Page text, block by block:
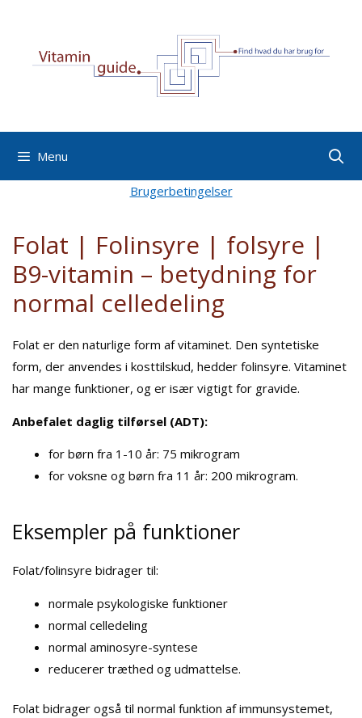
Menu
Brugerbetingelser
Folat | Folinsyre | folsyre |
B9-vitamin – betydning for
normal celledeling
Folat er den naturlige form af vitaminet. Den syntetiske
form, der anvendes i kosttilskud, hedder folinsyre. Vitaminet
har mange funktioner, og er især vigtigt for gravide.
Anbefalet daglig tilførsel (ADT):
for børn fra 1-10 år: 75 mikrogram
for voksne og børn fra 11 år: 200 mikrogram.
Eksempler på funktioner
Folat/folinsyre bidrager til:
normale psykologiske funktioner
normal celledeling
normal aminosyre-syntese
reducerer træthed og udmattelse.
Folat bidrager også til normal funktion af immunsystemet,